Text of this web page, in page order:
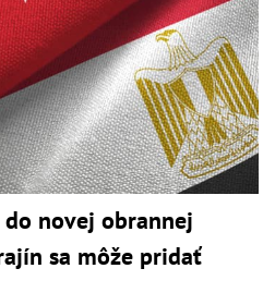
novej obrannej
sa môže pridať